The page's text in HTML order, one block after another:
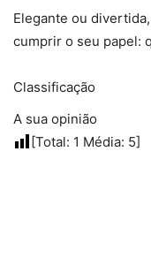
Elegante ou
cumprir o seu papel:
Classificação
A sua opinião
[Total: 1 Média: 5]